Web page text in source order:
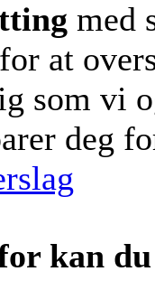
med
at
som vi
deg
kan